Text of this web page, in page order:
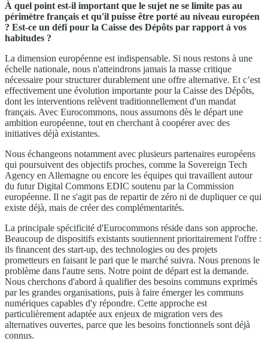
À quel point est-il important que le sujet ne se limite pas au
périmètre français et qu'il puisse être porté au niveau européen
? Est-ce un défi pour la Caisse des Dépôts par rapport à vos
habitudes ?
La dimension européenne est indispensable. Si nous restons à une
échelle nationale, nous n'atteindrons jamais la masse critique
nécessaire pour structurer durablement une offre alternative. Et c’est
effectivement une évolution importante pour la Caisse des Dépôts,
dont les interventions relèvent traditionnellement d'un mandat
français. Avec Eurocommons, nous assumons dès le départ une
ambition européenne, tout en cherchant à coopérer avec des
initiatives déjà existantes.
Nous échangeons notamment avec plusieurs partenaires européens
qui poursuivent des objectifs proches, comme la Sovereign Tech
Agency en Allemagne ou encore les équipes qui travaillent autour
du futur Digital Commons EDIC soutenu par la Commission
européenne. Il ne s'agit pas de repartir de zéro ni de dupliquer ce qui
existe déjà, mais de créer des complémentarités.
La principale spécificité d'Eurocommons réside dans son approche.
Beaucoup de dispositifs existants soutiennent prioritairement l'offre :
ils financent des start-up, des technologies ou des projets
prometteurs en faisant le pari que le marché suivra. Nous prenons le
problème dans l'autre sens. Notre point de départ est la demande.
Nous cherchons d'abord à qualifier des besoins communs exprimés
par les grandes organisations, puis à faire émerger les communs
numériques capables d'y répondre. Cette approche est
particulièrement adaptée aux enjeux de migration vers des
alternatives ouvertes, parce que les besoins fonctionnels sont déjà
connus.